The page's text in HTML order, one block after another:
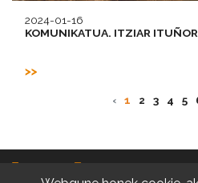
2024-01-16
KOMUNIKATUA. ITZIAR
‹ 1 2 3 4 5